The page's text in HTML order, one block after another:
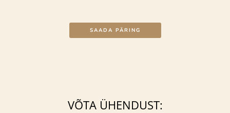
SAADA PÄRING
VÕTA ÜHENDUST: